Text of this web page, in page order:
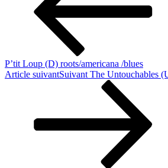
P’tit Loup (D) roots/americana /blues
Article suivantSuivant The Untouchables